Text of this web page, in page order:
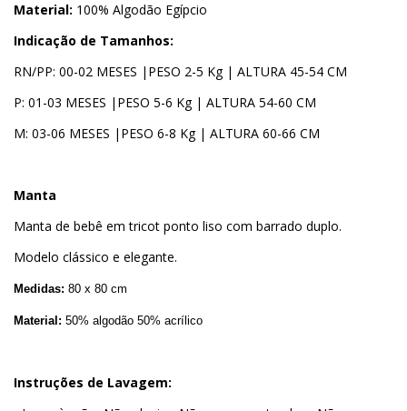
Material: 100% Algodão Egípcio
Indicação de Tamanhos:
RN/PP: 00-02 MESES |PESO 2-5 Kg | ALTURA 45-54 CM
P: 01-03 MESES |PESO 5-6 Kg | ALTURA 54-60 CM
M: 03-06 MESES |PESO 6-8 Kg | ALTURA 60-66 CM
Manta
Manta de bebê em tricot ponto liso com barrado duplo.
Modelo clássico e elegante.
Medidas: 80 x 80 cm
Material: 50% algodão 50% acrílico
Instruções de Lavagem: